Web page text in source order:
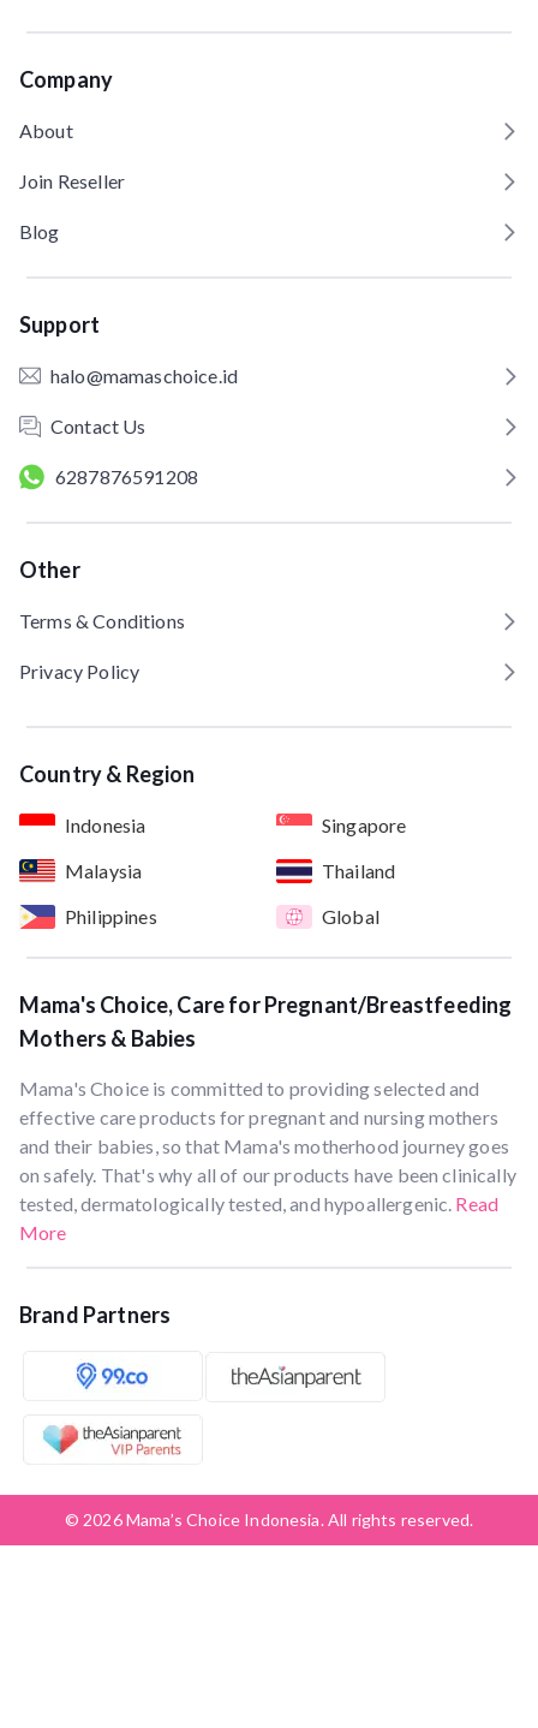
Company
About
Join Reseller
Blog
Support
halo@mamaschoice.id
Contact Us
6287876591208
Other
Terms & Conditions
Privacy Policy
Country & Region
Indonesia
Singapore
Malaysia
Thailand
Philippines
Global
Mama's Choice, Care for Pregnant/Breastfeeding
Mothers & Babies
Mama's Choice is committed to providing selected and
effective care products for pregnant and nursing mothers
and their babies, so that Mama's motherhood journey goes
on safely. That's why all of our products have been clinically
tested, dermatologically tested, and hypoallergenic. Read
More
Brand Partners
© 2026 Mama’s Choice Indonesia. All rights reserved.